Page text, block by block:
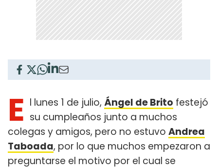
E l lunes 1 de julio, Ángel de Brito festejó
su cumpleaños junto a muchos
colegas y amigos, pero no estuvo Andrea
Taboada, por lo que muchos empezaron a
preguntarse el motivo por el cual se